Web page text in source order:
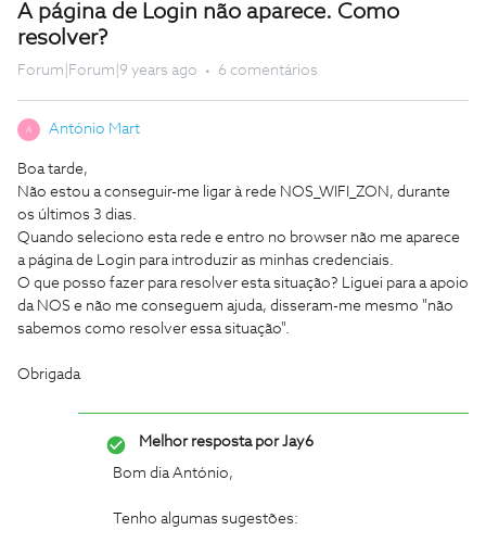
A página de Login não aparece. Como
resolver?
Forum|Forum|9 years ago 6 comentários
A António Mart
Boa tarde,
Não estou a conseguir-me ligar à rede NOS_WIFI_ZON, durante
os últimos 3 dias.
Quando seleciono esta rede e entro no browser não me aparece
a página de Login para introduzir as minhas credenciais.
O que posso fazer para resolver esta situação? Liguei para a apoio
da NOS e não me conseguem ajuda, disseram-me mesmo "não
sabemos como resolver essa situação".
Obrigada
Melhor resposta porJay6
Bom dia António,
Tenho algumas sugestões: